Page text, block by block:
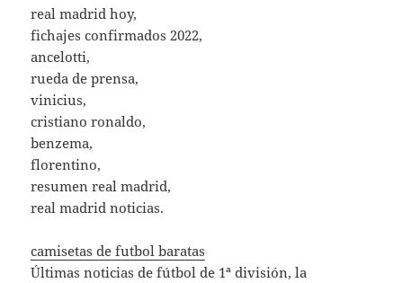
real madrid hoy,
fichajes confirmados 2022,
ancelotti,
rueda de prensa,
vinicius,
cristiano ronaldo,
benzema,
florentino,
resumen real madrid,
real madrid noticias.
camisetas de futbol baratas
Últimas noticias de fútbol de 1ª división, la